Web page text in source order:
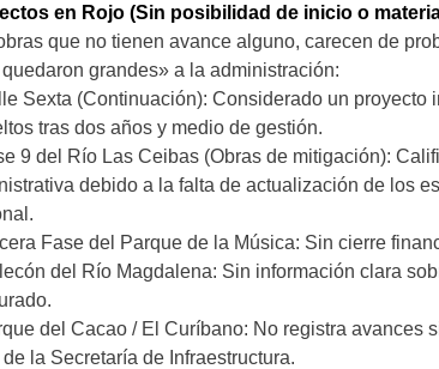
en Rojo (Sin posibilidad de inicio o
que no tienen avance alguno, carecen de
grandes» a la administración:
Sexta (Continuación): Considerado un proyecto
tras dos años y medio de gestión.
9 del Río Las Ceibas (Obras de mitigación):
debido a la falta de actualización de los
Fase del Parque de la Música: Sin cierre
del Río Magdalena: Sin información clara
del Cacao / El Curíbano: No registra avances
de la Secretaría de Infraestructura.